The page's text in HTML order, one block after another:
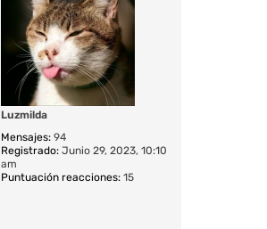
Luzmilda
Mensajes: 94
Registrado: Junio 29, 2023, 10:10
am
Puntuación reacciones: 15